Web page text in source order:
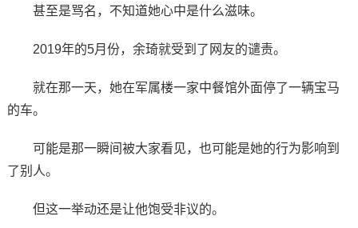
甚至是骂名，不知道她心中是什么滋味。
2019年的5月份，余琦就受到了网友的谴责。
就在那一天，她在军属楼一家中餐馆外面停了一辆宝马
的车。
可能是那一瞬间被大家看见，也可能是她的行为影响到
了别人。
但这一举动还是让他饱受非议的。